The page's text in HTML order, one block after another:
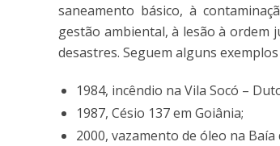
saneamento básico, à
gestão ambiental, à lesão à ordem
desastres. Seguem alguns
1984, incêndio na Vila Socó –
1987, Césio 137 em Goiânia;
2000, vazamento de óleo na